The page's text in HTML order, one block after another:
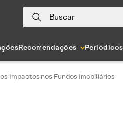
Buscar
Recomendações Periódicos
Impactos nos Fundos Imobiliários